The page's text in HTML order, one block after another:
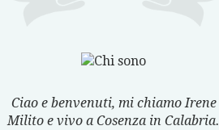
Ciao e benvenuti, mi chiamo Irene
Milito e vivo a Cosenza in Calabria.